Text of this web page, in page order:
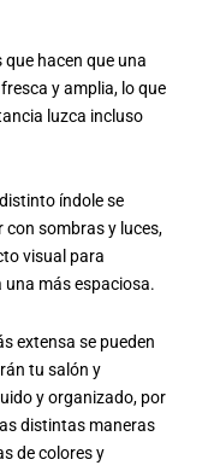
hacen que una
y amplia, lo que
luzca incluso
índole se
con sombras y luces,
visual para
una más espaciosa.
extensa se pueden
tu salón y
y organizado, por
distintas maneras
de colores y